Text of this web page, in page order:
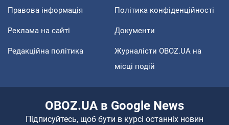
Правова інформація Політика конфіденційності
Реклама на сайті Документи
Редакційна політика
Журналісти OBOZ.UA на
місці подій
OBOZ.UA в Google News
Підписуйтесь, щоб бути в курсі останніх новин